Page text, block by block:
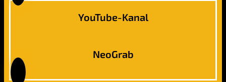
YouTube-Kanal
NeoGrab